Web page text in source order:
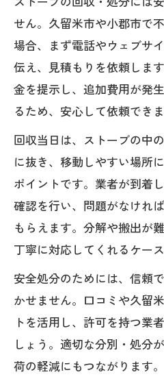
せん。久留米市や小郡市で
場合、まず電話やウェブサ
伝え、見積もりを依頼しま
金を提示し、追加費用が発
るため、安心して依頼できま
回収当日は、ストーブの中
に抜き、移動しやすい場所
ポイントです。業者が到着
確認を行い、問題がなけれ
もらえます。分解や搬出が
丁寧に対応してくれるケー
安全処分のためには、信頼
かせません。口コミや久留
トを活用し、許可を持つ業
しょう。適切な分別・処分
荷の軽減にもつながります。